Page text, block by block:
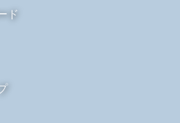
ド